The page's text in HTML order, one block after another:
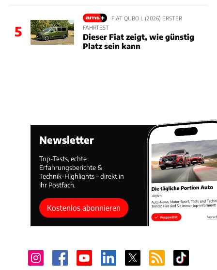
5
FIAT QUBO L (2026) ERSTER
FAHRTEST
Dieser Fiat zeigt, wie günstig
Platz sein kann
Newsletter
Top-Tests, echte
Erfahrungsberichte &
Technik-Highlights – direkt in
Ihr Postfach.
Kostenlos abonnieren